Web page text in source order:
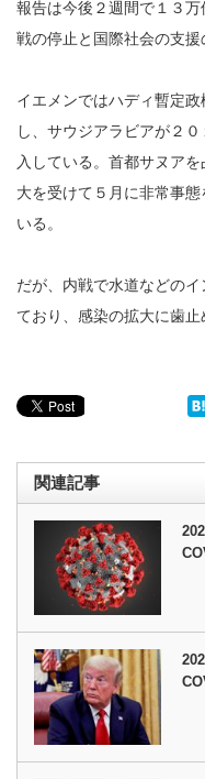
報告は今後２週間で１３
戦の停止と国際社会の支援
イエメンではハディ暫定
し、サウジアラビアが２
入している。首都サヌア
大を受けて５月に非常事
いる。
だが、内戦で水道などの
ており、感染の拡大に歯止
関連記事